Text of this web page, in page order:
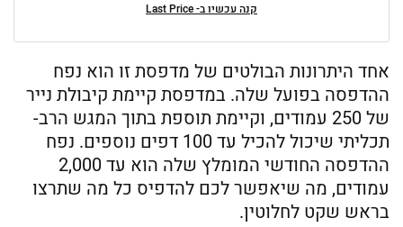
קנה עכשיו ב- Last Price
אחד היתרונות הבולטים של מדפסת זו הוא נפח
ההדפסה בפועל שלה. במדפסת קיימת קיבולת נייר
של 250 עמודים, וקיימת תוספת בתוך המגש הרב-
תכליתי שיכול להכיל עד 100 דפים נוספים. נפח
ההדפסה החודשי המומלץ שלה הוא עד 2,000
עמודים, מה שיאפשר לכם להדפיס כל מה שתרצו
בראש שקט לחלוטין.